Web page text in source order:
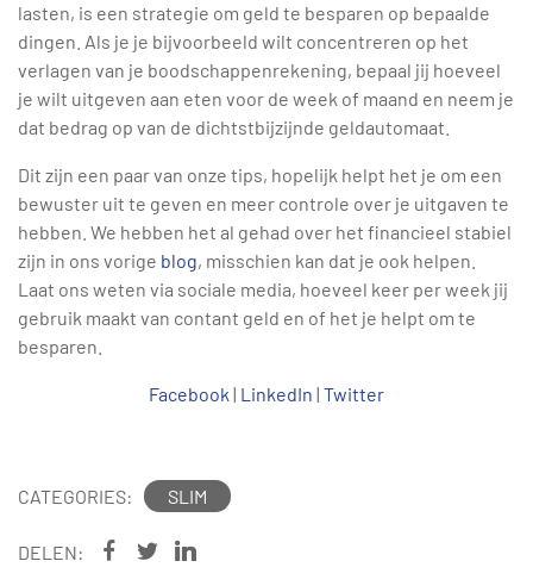
lasten, is een strategie om geld te besparen op bepaalde
dingen. Als je je bijvoorbeeld wilt concentreren op het
verlagen van je boodschappenrekening, bepaal jij hoeveel
je wilt uitgeven aan eten voor de week of maand en neem je
dat bedrag op van de dichtstbijzijnde geldautomaat.
Dit zijn een paar van onze tips, hopelijk helpt het je om een
bewuster uit te geven en meer controle over je uitgaven te
hebben. We hebben het al gehad over het financieel stabiel
zijn in ons vorige blog, misschien kan dat je ook helpen.
Laat ons weten via sociale media, hoeveel keer per week jij
gebruik maakt van contant geld en of het je helpt om te
besparen.
Facebook | LinkedIn | Twitter
CATEGORIES: SLIM
DELEN: